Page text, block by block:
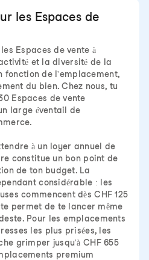
les Espaces de
Espaces de vente à
et la diversité de la
fonction de l'emplacement,
du bien. Chez nous, tu
Espaces de vente
large éventail de
à un loyer annuel de
constitue un bon point de
de ton budget. La
considérable : les
commencent dès CHF 125
permet de te lancer même
Pour les emplacements
les plus prisées, les
grimper jusqu'à CHF 655
premium